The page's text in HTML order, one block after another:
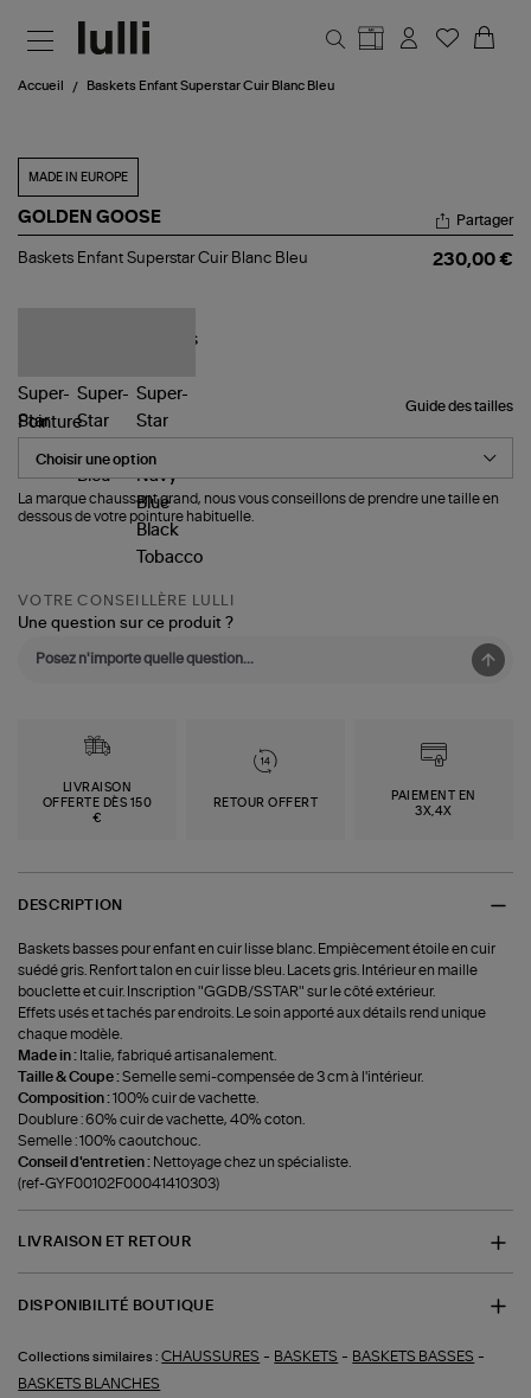
Accueil Baskets Enfant Superstar Cuir Blanc Bleu
MADE IN EUROPE
GOLDEN GOOSE
Baskets
Partager
Baskets Enfant Superstar Cuir Blanc Bleu 230,00 €
Guide des tailles
Pointure
La marque chaussant grand, nous vous conseillons de prendre une taille en
dessous de votre pointure habituelle.
VOTRE CONSEILLÈRE LULLI
Une question sur ce produit ?
LIVRAISON
OFFERTE DÈS 150
€
RETOUR OFFERT
PAIEMENT EN
3X,4X
DESCRIPTION
Baskets basses pour enfant en cuir lisse blanc. Empiècement étoile en cuir
suédé gris. Renfort talon en cuir lisse bleu. Lacets gris. Intérieur en maille
bouclette et cuir. Inscription "GGDB/SSTAR" sur le côté extérieur.
Effets usés et tachés par endroits. Le soin apporté aux détails rend unique
chaque modèle.
Made in : Italie, fabriqué artisanalement.
Taille & Coupe :Semelle semi-compensée de 3 cm à l'intérieur.
Composition :100% cuir de vachette.
Doublure : 60% cuir de vachette, 40% coton.
Semelle : 100% caoutchouc.
Conseil d'entretien : Nettoyage chez un spécialiste.
(ref-GYF00102F00041410303)
LIVRAISON ET RETOUR
DISPONIBILITÉ BOUTIQUE
Collections similaires : CHAUSSURES - BASKETS - BASKETS BASSES -
BASKETS BLANCHES